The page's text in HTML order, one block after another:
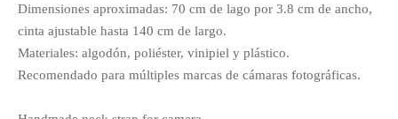
Dimensiones aproximadas: 70 cm de lago por 3.8 cm de ancho,
cinta ajustable hasta 140 cm de largo.
Materiales: algodón, poliéster, vinipiel y plástico.
Recomendado para múltiples marcas de cámaras fotográficas.